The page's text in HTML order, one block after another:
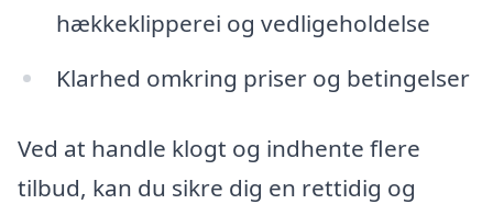
hækkeklipperei og vedligeholdelse
Klarhed omkring priser og betingelser
Ved at handle klogt og indhente flere
tilbud, kan du sikre dig en rettidig og